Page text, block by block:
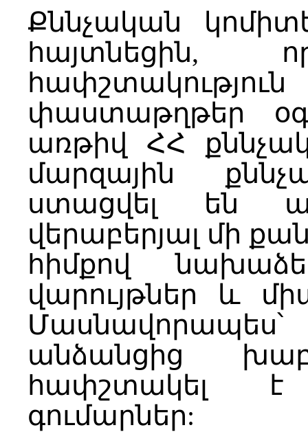
Քննչական
հայտնեցին,
փաստաթղթեր
առթիվ ՀՀ
մարզային
ստացվել են
վերաբերյալ մի
հիմքով
վարույթներ և
անձանցից
հափշտակել
գումարներ: